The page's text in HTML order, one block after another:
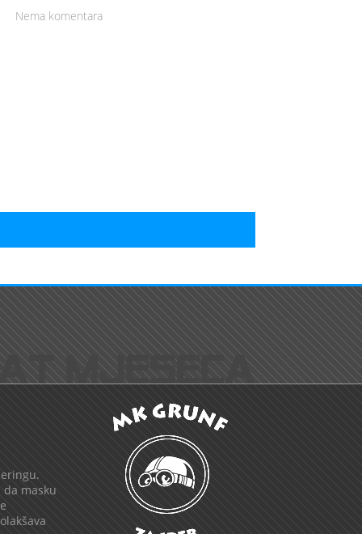
Nema komentara
masku